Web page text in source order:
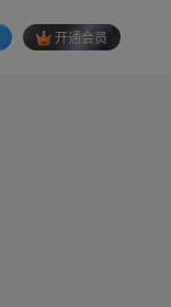
开通会员